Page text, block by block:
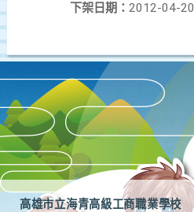
下架日期： 2012-04-20
高雄市立海青高級工商職業學校